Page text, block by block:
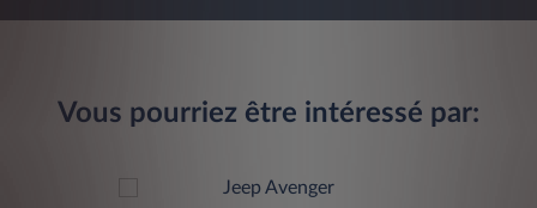
Vous pourriez être intéressé par: